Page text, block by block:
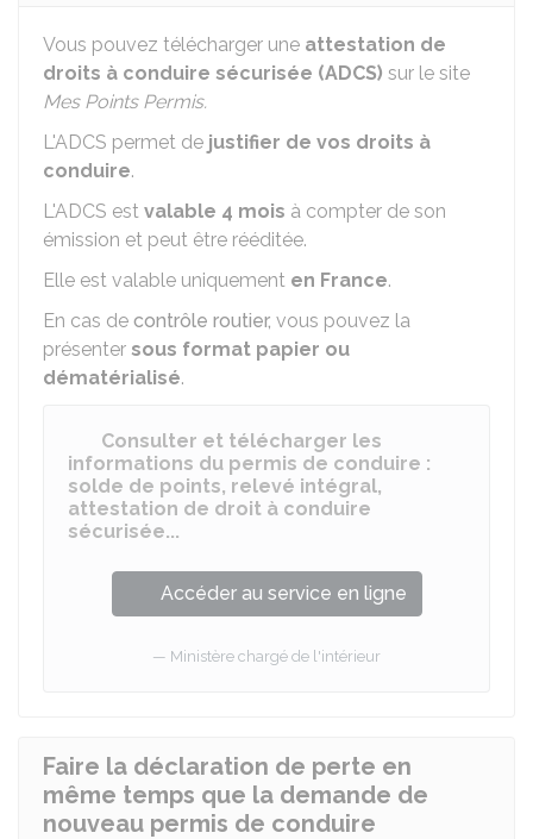
Vous pouvez télécharger une attestation de
droits à conduire sécurisée (ADCS) sur le site
Mes Points Permis.
L'ADCS permet de justifier de vos droits à
conduire.
L'ADCS est valable 4 mois à compter de son
émission et peut être rééditée.
Elle est valable uniquement en France.
En cas de contrôle routier, vous pouvez la
présenter sous format papier ou
dématérialisé.
Consulter et télécharger les
informations du permis de conduire :
solde de points, relevé intégral,
attestation de droit à conduire
sécurisée...
Accéder au service en ligne
Ministère chargé de l'intérieur
Faire la déclaration de perte en
même temps que la demande de
nouveau permis de conduire